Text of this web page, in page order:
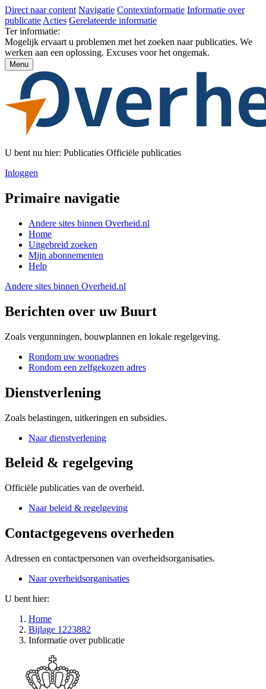
Direct naar content Navigatie Contextinformatie Informatie over
publicatie Acties Gerelateerde informatie
Ter informatie:
Mogelijk ervaart u problemen met het zoeken naar publicaties. We
werken aan een oplossing. Excuses voor het ongemak.
Menu
U bent nu hier: Publicaties Officiële publicaties
Inloggen
Primaire navigatie
Andere sites binnen Overheid.nl
Home
Uitgebreid zoeken
Mijn abonnementen
Help
Andere sites binnen Overheid.nl
Berichten over uw Buurt
Zoals vergunningen, bouwplannen en lokale regelgeving.
Rondom uw woonadres
Rondom een zelfgekozen adres
Dienstverlening
Zoals belastingen, uitkeringen en subsidies.
Naar dienstverlening
Beleid & regelgeving
Officiële publicaties van de overheid.
Naar beleid & regelgeving
Contactgegevens overheden
Adressen en contactpersonen van overheidsorganisaties.
Naar overheidsorganisaties
U bent hier:
Home
Bijlage 1223882
Informatie over publicatie